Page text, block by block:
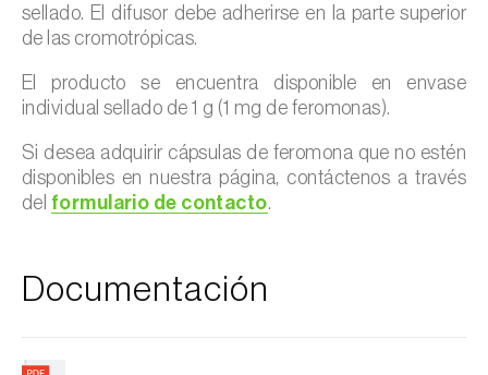
sellado. El difusor debe adherirse en la parte superior
de las cromotrópicas.
El producto se encuentra disponible en envase
individual sellado de 1 g (1 mg de feromonas).
Si desea adquirir cápsulas de feromona que no estén
disponibles en nuestra página, contáctenos a través
del formulario de contacto.
Documentación